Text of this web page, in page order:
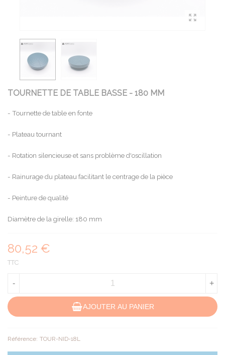
TOURNETTE DE TABLE BASSE - 180 MM
- Tournette de table en fonte
- Plateau tournant
- Rotation silencieuse et sans problème d'oscillation
- Rainurage du plateau facilitant le centrage de la pièce
- Peinture de qualité
Diamètre de la girelle: 180 mm
80,52 €
TTC
- +
AJOUTER AU PANIER
Référence: TOUR-NID-18L